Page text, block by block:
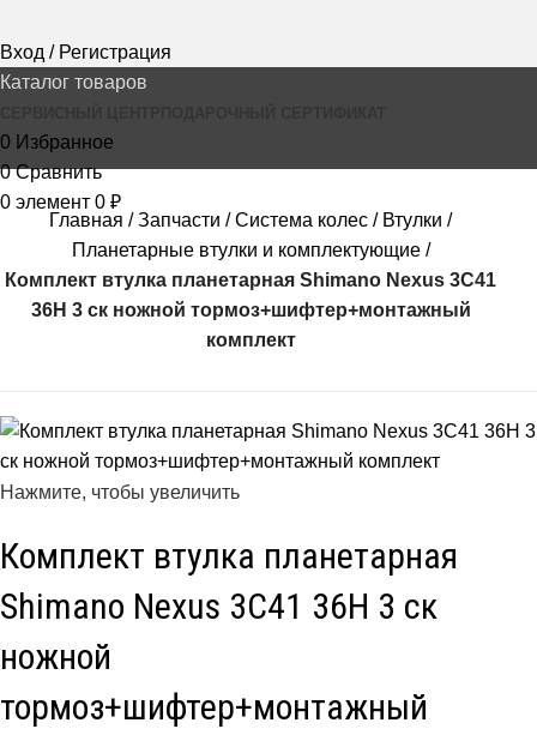
Вход / Регистрация
Каталог товаров
0 Избранное
0 Сравнить
0 элемент 0 ₽
Главная
Запчасти Система колес
Втулки
Планетарные втулки и комплектующие
Комплект втулка планетарная Shimano Nexus 3C41
36H 3 ск ножной тормоз+шифтер+монтажный
комплект
Нажмите, чтобы увеличить
Комплект втулка планетарная
Shimano Nexus 3C41 36H 3 ск
ножной
тормоз+шифтер+монтажный